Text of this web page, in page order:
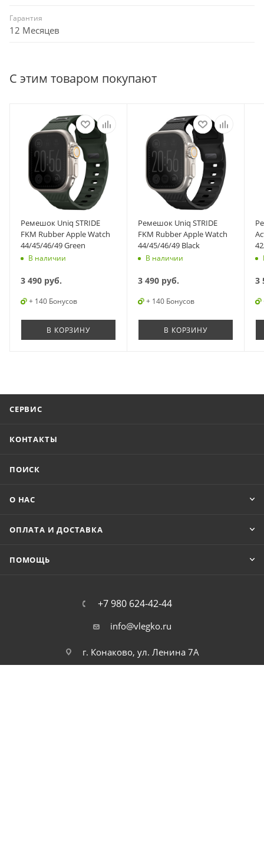
Гарантия
12 Месяцев
С этим товаром покупают
Ремешок Uniq STRIDE
FKM Rubber Apple Watch
44/45/46/49 Green
В наличии
3 490 руб.
+ 140 Бонусов
В КОРЗИНУ
Ремешок Uniq STRIDE
FKM Rubber Apple Watch
44/45/46/49 Black
В наличии
3 490 руб.
+ 140 Бонусов
В КОРЗИНУ
3
СЕРВИС
КОНТАКТЫ
ПОИСК
О НАС
ОПЛАТА И ДОСТАВКА
ПОМОЩЬ
+7 980 624-42-44
info@vlegko.ru
г. Конаково, ул. Ленина 7А